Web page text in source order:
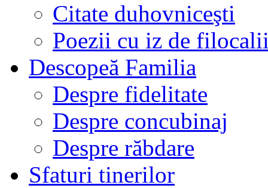
Citate duhovniceşti
Poezii cu iz de
Descopeă Familia
Despre fidelitate
Despre concubinaj
Despre răbdare
Sfaturi tinerilor